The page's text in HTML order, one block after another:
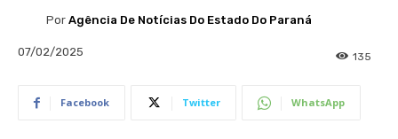
Por Agência De Notícias Do Estado Do Paraná
07/02/2025 135
Facebook Twitter WhatsApp